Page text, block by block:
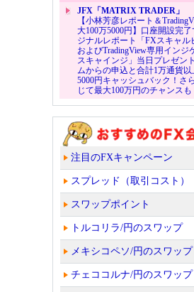
JFX「MATRIX TRADER」
【小林芳彦レポート＆
大100万5000円】口座開設完
ジナルレポート「FXスキャル
およびTradingView専用インジ
スキャインジ」当日プレゼン
ムからの申込と合計1万通貨
5000円キャッシュバック！さ
じて最大100万円のチャンスも
注目のFXキャンペーン
スプレッド（取引コスト）
スワップポイント
トルコリラ/円のスワップ
メキシコペソ/円のスワップ
チェココルナ/円のスワップ